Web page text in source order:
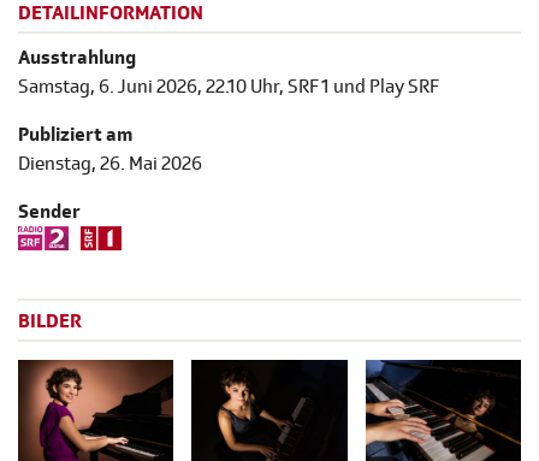
DETAILINFORMATION
Ausstrahlung
Samstag, 6. Juni 2026, 22.10 Uhr, SRF 1 und Play SRF
Publiziert am
Dienstag, 26. Mai 2026
Sender
BILDER